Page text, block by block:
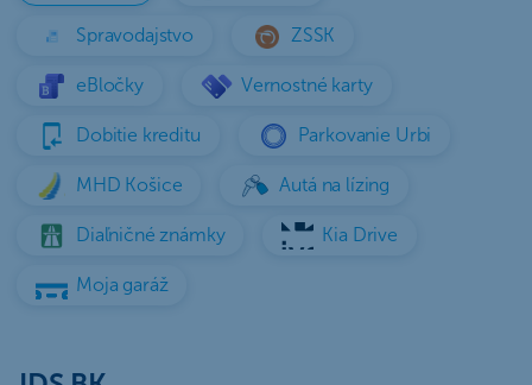
Spravodajstvo ZSSK
eBločky Vernostné karty
Dobitie kreditu Parkovanie Urbi
MHD Košice Autá na lízing
Diaľničné známky Kia Drive
Moja garáž